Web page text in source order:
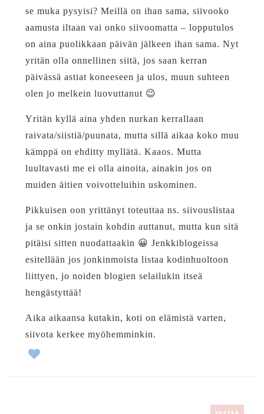
se muka pysyisi? Meillä on ihan sama, siivooko
aamusta iltaan vai onko siivoomatta – lopputulos
on aina puolikkaan päivän jälkeen ihan sama. Nyt
yritän olla onnellinen siitä, jos saan kerran
päivässä astiat koneeseen ja ulos, muun suhteen
olen jo melkein luovuttanut 😉
Yritän kyllä aina yhden nurkan kerrallaan
raivata/siistiä/puunata, mutta sillä aikaa koko muu
kämppä on ehditty myllätä. Kaaos. Mutta
luultavasti me ei olla ainoita, ainakin jos on
muiden äitien voivotteluihin uskominen.
Pikkuisen oon yrittänyt toteuttaa ns. siivouslistaa
ja se onkin jostain kohdin auttanut, mutta kun sitä
pitäisi sitten nuodattaakin 😀 Jenkkiblogeissa
esitellään jos jonkinmoista listaa kodinhuoltoon
liittyen, jo noiden blogien selailukin itseä
hengästyttää!
Aika aikaansa kutakin, koti on elämistä varten,
siivota kerkee myöhemminkin.